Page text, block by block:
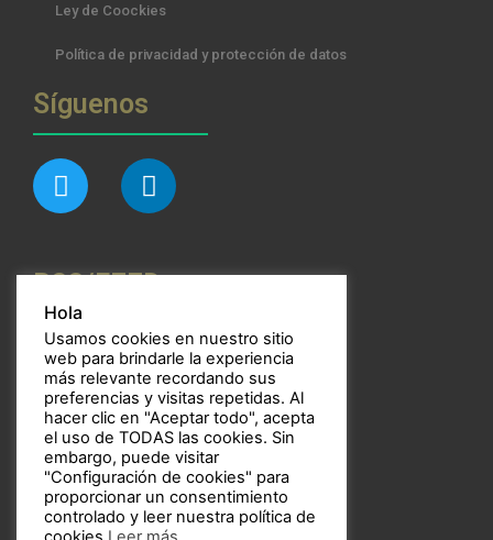
Ley de Coockies
Política de privacidad y protección de datos
Síguenos
RSS/FEED
Bulbos
Copyright © 2021 Bulbos
Hola
Usamos cookies en nuestro sitio
web para brindarle la experiencia
más relevante recordando sus
preferencias y visitas repetidas. Al
hacer clic en "Aceptar todo", acepta
el uso de TODAS las cookies. Sin
embargo, puede visitar
"Configuración de cookies" para
proporcionar un consentimiento
controlado y leer nuestra política de